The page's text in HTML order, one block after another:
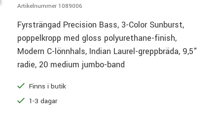
Artikelnummer 1089006
Fyrsträngad Precision Bass, 3-Color Sunburst,
poppelkropp med gloss polyurethane-finish,
Modern C-lönnhals, Indian Laurel-greppbräda, 9,5"
radie, 20 medium jumbo-band
Finns i butik
1-3 dagar